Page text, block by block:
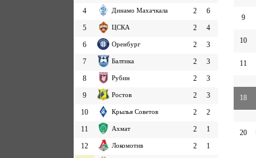
4
Динамо Махачкала 2
6
5
ЦСКА 2
4
6
Оренбург 2
3
7
Балтика 2
3
8
Рубин 2
3
9
Ростов 2
3
10
Крылья Советов 2
2
11
Ахмат 2
1
12
Локомотив 2
1
9
10
11
18
20